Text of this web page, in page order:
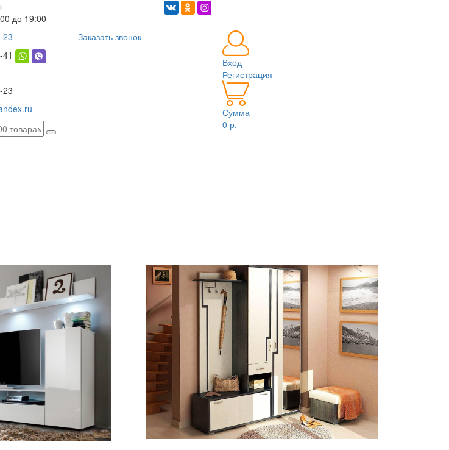
до 19:00
23
23
Заказать звонок
Вход
Регистрация
Сумма
0 р.